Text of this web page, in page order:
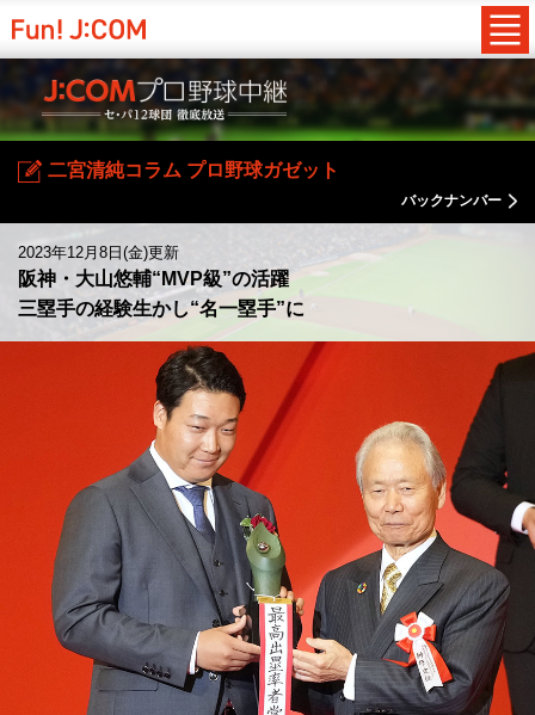
二宮清純コラム プロ野球ガゼット
バックナンバー
2023年12月8日(金)更新
阪神・大山悠輔“MVP級”の活躍
三塁手の経験生かし“名一塁手”に